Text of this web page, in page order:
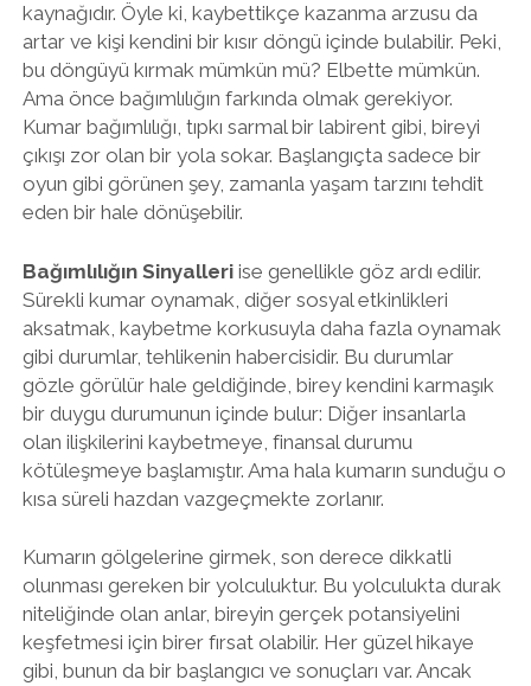
kaynağıdır. Öyle ki, kaybettikçe kazanma arzusu da
artar ve kişi kendini bir kısır döngü içinde bulabilir. Peki,
bu döngüyü kırmak mümkün mü? Elbette mümkün.
Ama önce bağımlılığın farkında olmak gerekiyor.
Kumar bağımlılığı, tıpkı sarmal bir labirent gibi, bireyi
çıkışı zor olan bir yola sokar. Başlangıçta sadece bir
oyun gibi görünen şey, zamanla yaşam tarzını tehdit
eden bir hale dönüşebilir.
Bağımlılığın Sinyalleriise genellikle göz ardı edilir.
Sürekli kumar oynamak, diğer sosyal etkinlikleri
aksatmak, kaybetme korkusuyla daha fazla oynamak
gibi durumlar, tehlikenin habercisidir. Bu durumlar
gözle görülür hale geldiğinde, birey kendini karmaşık
bir duygu durumunun içinde bulur: Diğer insanlarla
olan ilişkilerini kaybetmeye, finansal durumu
kötüleşmeye başlamıştır. Ama hala kumarın sunduğu o
kısa süreli hazdan vazgeçmekte zorlanır.
Kumarın gölgelerine girmek, son derece dikkatli
olunması gereken bir yolculuktur. Bu yolculukta durak
niteliğinde olan anlar, bireyin gerçek potansiyelini
keşfetmesi için birer fırsat olabilir. Her güzel hikaye
gibi, bunun da bir başlangıcı ve sonuçları var. Ancak